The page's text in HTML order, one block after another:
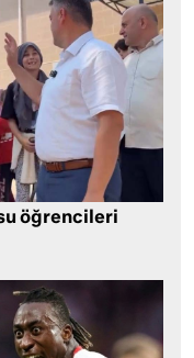
öğrencileri